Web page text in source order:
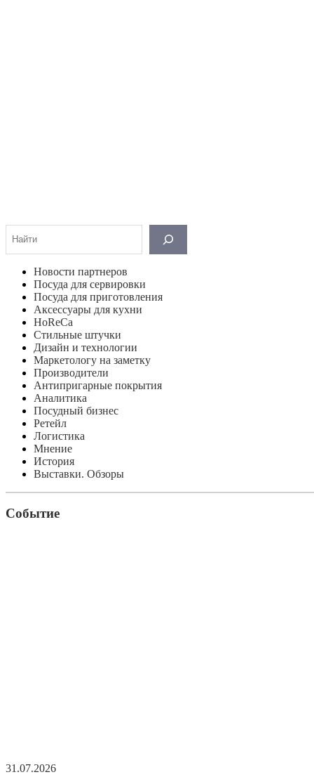
Новости партнеров
Посуда для сервировки
Посуда для приготовления
Аксессуары для кухни
HoReCa
Стильные штучки
Дизайн и технологии
Маркетологу на заметку
Производители
Антипригарные покрытия
Аналитика
Посудный бизнес
Ретейл
Логистика
Мнение
История
Выставки. Обзоры
Событие
31.07.2026